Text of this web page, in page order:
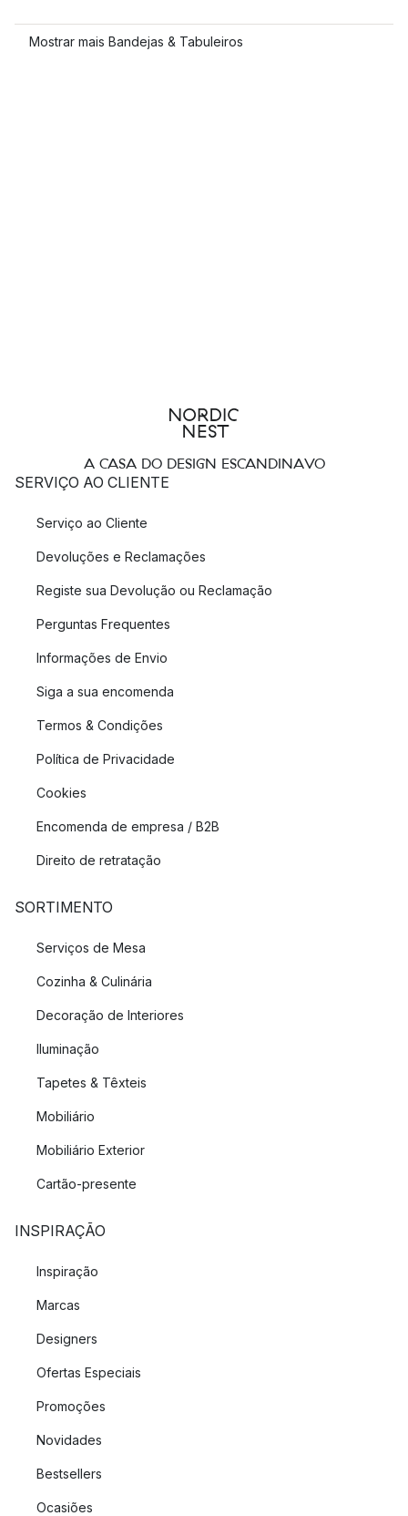
Mostrar mais Bandejas & Tabuleiros
A CASA DO DESIGN ESCANDINAVO
SERVIÇO AO CLIENTE
Serviço ao Cliente
Devoluções e Reclamações
Registe sua Devolução ou Reclamação
Perguntas Frequentes
Informações de Envio
Siga a sua encomenda
Termos & Condições
Política de Privacidade
Cookies
Encomenda de empresa / B2B
Direito de retratação
SORTIMENTO
Serviços de Mesa
Cozinha & Culinária
Decoração de Interiores
Iluminação
Tapetes & Têxteis
Mobiliário
Mobiliário Exterior
Cartão-presente
INSPIRAÇÃO
Inspiração
Marcas
Designers
Ofertas Especiais
Promoções
Novidades
Bestsellers
Ocasiões